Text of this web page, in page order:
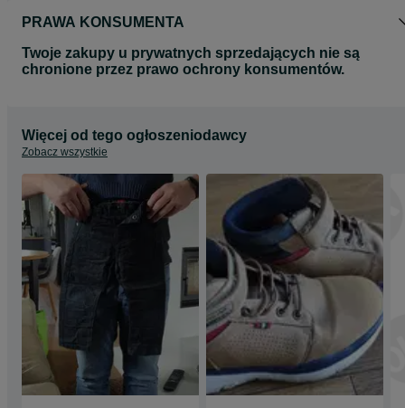
PRAWA KONSUMENTA
Twoje zakupy u prywatnych sprzedających nie są
chronione przez prawo ochrony konsumentów.
Więcej od tego ogłoszeniodawcy
Zobacz wszystkie